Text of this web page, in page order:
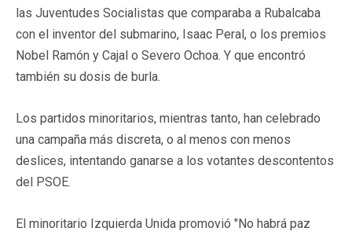
las Juventudes Socialistas que comparaba a Rubalcaba
con el inventor del submarino, Isaac Peral, o los premios
Nobel Ramón y Cajal o Severo Ochoa. Y que encontró
también su dosis de burla.
Los partidos minoritarios, mientras tanto, han celebrado
una campaña más discreta, o al menos con menos
deslices, intentando ganarse a los votantes descontentos
del PSOE.
El minoritario Izquierda Unida promovió "No habrá paz